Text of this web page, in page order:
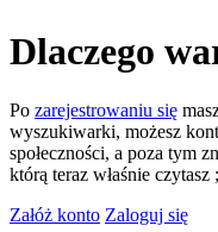
Dlaczego
Po zarejestrowaniu się
wyszukiwarki, możesz
społeczności, a poza tym
którą teraz właśnie czytasz
Załóż konto Zaloguj się